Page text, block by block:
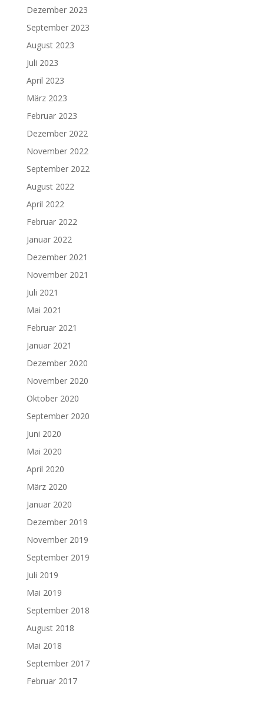
Dezember 2023
September 2023
August 2023
Juli 2023
April 2023
März 2023
Februar 2023
Dezember 2022
November 2022
September 2022
August 2022
April 2022
Februar 2022
Januar 2022
Dezember 2021
November 2021
Juli 2021
Mai 2021
Februar 2021
Januar 2021
Dezember 2020
November 2020
Oktober 2020
September 2020
Juni 2020
Mai 2020
April 2020
März 2020
Januar 2020
Dezember 2019
November 2019
September 2019
Juli 2019
Mai 2019
September 2018
August 2018
Mai 2018
September 2017
Februar 2017